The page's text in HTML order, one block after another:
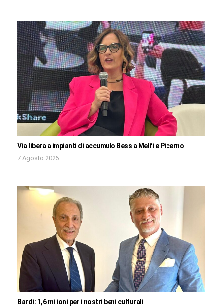
Via libera a impianti di accumulo Bess a Melfi e Picerno
7 Agosto 2026
Bardi: 1,6 milioni per i nostri beni culturali